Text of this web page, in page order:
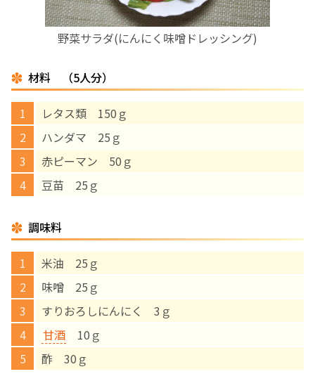
野菜サラダ(にんにく味噌ドレッシング)
材料 （5人分）
レタス類 150ｇ
ハンダマ 25ｇ
赤ピーマン 50ｇ
豆苗 25ｇ
調味料
米油 25ｇ
味噌 25ｇ
すりおろしにんにく 3ｇ
甘酒 10ｇ
酢 30ｇ
予防接種
‘さんルーム’ でさまざまな講座・クラス
遠方にお住まいで当院での出産を希望される方へ